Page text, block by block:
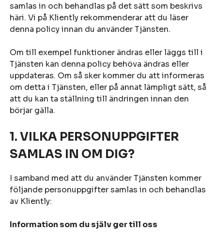
samlas in och behandlas på det sätt som beskrivs
häri. Vi på Kliently rekommenderar att du läser
denna policy innan du använder Tjänsten.
Om till exempel funktioner ändras eller läggs till i
Tjänsten kan denna policy behöva ändras eller
uppdateras. Om så sker kommer du att informeras
om detta i Tjänsten, eller på annat lämpligt sätt, så
att du kan ta ställning till ändringen innan den
börjar gälla.
1. VILKA PERSONUPPGIFTER
SAMLAS IN OM DIG?
I samband med att du använder Tjänsten kommer
följande personuppgifter samlas in och behandlas
av Kliently:
Information som du själv ger till oss